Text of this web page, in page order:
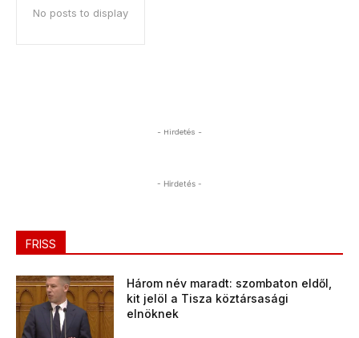
No posts to display
- Hirdetés -
- Hirdetés -
FRISS
Három név maradt: szombaton eldől,
kit jelöl a Tisza köztársasági
elnöknek